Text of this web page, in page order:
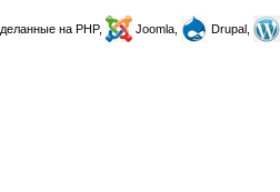
на PHP, Joomla, Drupal,